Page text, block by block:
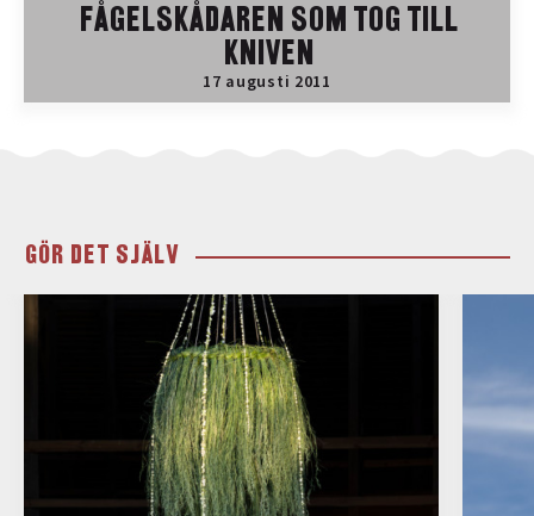
FÅGELSKÅDAREN SOM TOG TILL
KNIVEN
17 augusti 2011
GÖR DET SJÄLV